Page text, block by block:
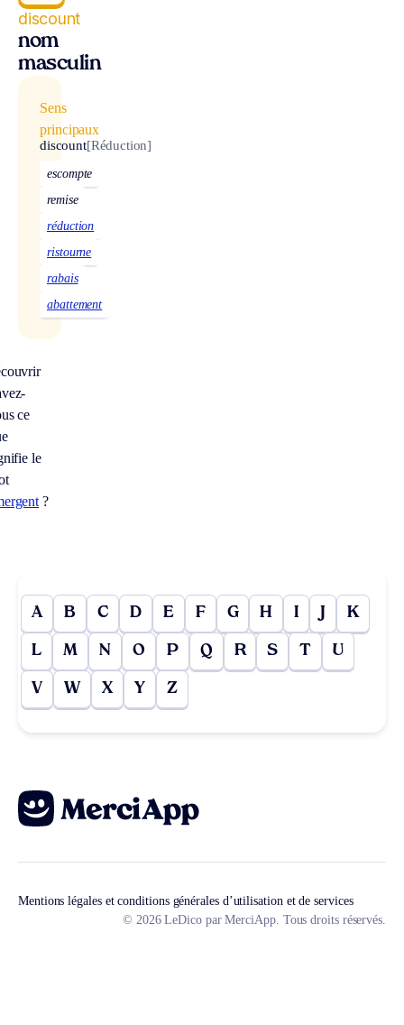
discount
nom
masculin
Sens
principaux
discount[Réduction]
escompte
remise
réduction
ristourne
rabais
abattement
ce
le
?
A B C D E F G H I J K
L M N O P Q R S T U
V W X Y Z
Mentions légales et conditions générales d’utilisation et de services
© 2026 LeDico par MerciApp. Tous droits réservés.